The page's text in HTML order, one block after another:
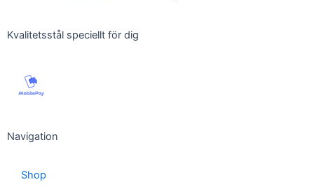
Kvalitetsstål speciellt för dig
Navigation
Shop